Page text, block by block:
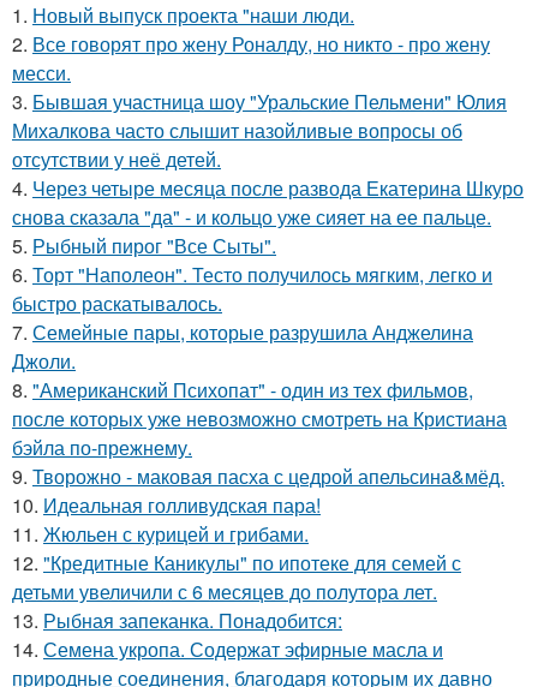
1. Новый выпуск проекта "наши люди.
2. Все говорят про жену Роналду, но никто - про жену
месси.
3. Бывшая участница шоу "Уральские Пельмени" Юлия
Михалкова часто слышит назойливые вопросы об
отсутствии у неё детей.
4. Через четыре месяца после развода Екатерина Шкуро
снова сказала "да" - и кольцо уже сияет на ее пальце.
5. Рыбный пирог "Все Сыты".
6. Торт "Наполеон". Тесто получилось мягким, легко и
быстро раскатывалось.
7. Семейные пары, которые разрушила Анджелина
Джоли.
8. "Американский Психопат" - один из тех фильмов,
после которых уже невозможно смотреть на Кристиана
бэйла по-прежнему.
9. Творожно - маковая пасха с цедрой апельсина&мёд.
10. Идеальная голливудская пара!
11. Жюльен с курицей и грибами.
12. "Кредитные Каникулы" по ипотеке для семей с
детьми увеличили с 6 месяцев до полутора лет.
13. Рыбная запеканка. Понадобится:
14. Семена укропа. Содержат эфирные масла и
природные соединения, благодаря которым их давно